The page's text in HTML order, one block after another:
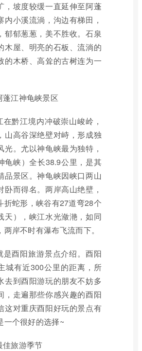
，坡度较缓一直延伸至阿蓬
内小溪流淌，沟边有梯田，
郁郁葱葱，美不胜收。石泉
木屋、明亮的石板、流淌的
的木桥、高耸的古树连为一
蓬江神龟峡景区
在黔江境内冲破崇山峻岭，
山高谷深绝壁对峙，形成独
光。尤以神龟峡最为独特，
龟峡）全长38.9公里，是其
品景区。神龟峡因峡口两山
卧而得名。两岸高山绝壁，
折蛇形，峡谷有27道弯28个
天），峡江水光潋滟，如同
岸不时有瀑布飞流而下。
是酉阳旅游景点介绍。酉阳
城有近300公里的距离，所
去到酉阳游玩的朋友不妨多
，走遍那些你感兴趣的酉阳
这对重庆酉阳好玩的景点有
一个很好的选择~
佳旅游季节